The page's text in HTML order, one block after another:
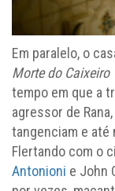
Em paralelo, o
Morte do Caixeiro
tempo em que a
agressor de
tangenciam e até
Flertando com o
Antonioni e John